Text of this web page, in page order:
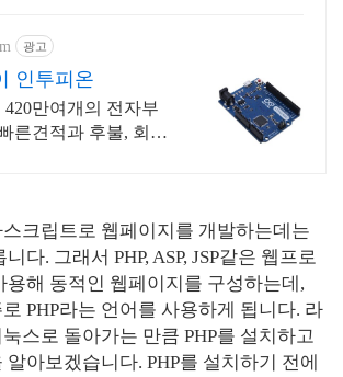
광고
인투피온
만여개의 전자부
른견적과 후불, 회원
크립트로 웹페이지를 개발하는데는
다. 그래서 PHP, ASP, JSP같은 웹프로
용해 동적인 웹페이지를 구성하는데,
PHP라는 언어를 사용하게 됩니다. 라
스로 돌아가는 만큼 PHP를 설치하고
아보겠습니다. PHP를 설치하기 전에